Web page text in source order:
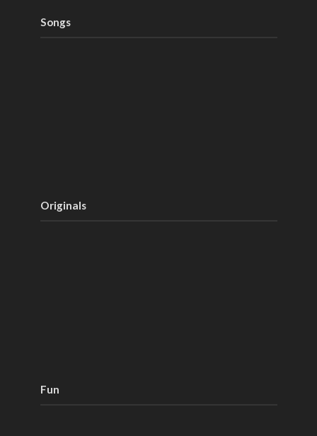
Songs
Originals
Fun